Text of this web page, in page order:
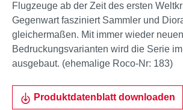
Flugzeuge ab der Zeit des ersten
Gegenwart fasziniert Sammler und
gleichermaßen. Mit immer wieder
Bedruckungsvarianten wird die Serie
ausgebaut. (ehemalige Roco-Nr: 183)
Produktdatenblatt downloaden